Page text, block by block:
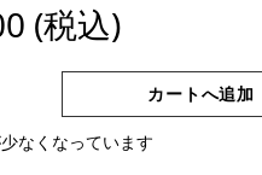
(税込)
カートへ追加
なくなっています